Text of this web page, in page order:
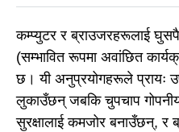
कम्प्युटर र ब्राउजरहरूलाई
(सम्भावित रूपमा अवांछित
छ। यी अनुप्रयोगहरूले प्रायः
लुकाउँछन् जबकि चुपचाप
सुरक्षालाई कमजोर बनाउँछन्,